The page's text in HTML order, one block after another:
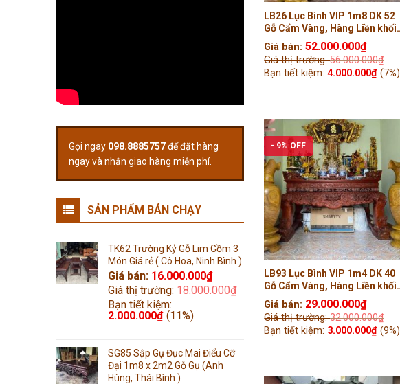
Gọi ngay 098.8885757để đặt hàng
ngay và nhận giao hàng miễn phí.
SẢN PHẨM BÁN CHẠY
TK62 Trường Kỷ Gỗ Lim Gồm 3
Món Giá rẻ ( Cô Hoa, Ninh Bình )
Giá bán: 16.000.000₫
Giá thị trường:18.000.000₫
Bạn tiết kiệm:
2.000.000₫ (11%)
SG85 Sập Gụ Đục Mai Điểu Cỡ
Đại 1m8 x 2m2 Gỗ Gụ (Anh
Hùng, Thái Bình )
LB26 Lục Bình VIP 1m8 DK 52
Gỗ Cẩm Vàng, Hàng Liền khối
Tiện Tay ( Anh Đức, Thái Bình )
Giá bán:52.000.000₫
Giá thị trường:56.000.000₫
Bạn tiết kiệm:4.000.000₫ (7%)
- 9% OFF
LB93 Lục Bình VIP 1m4 DK 40
Gỗ Cẩm Vàng, Hàng Liền khối
Tiện Tay ( Anh Hiệp, Hà Nội )
Giá bán: 29.000.000₫
Giá thị trường:32.000.000₫
Bạn tiết kiệm: 3.000.000₫ (9%)